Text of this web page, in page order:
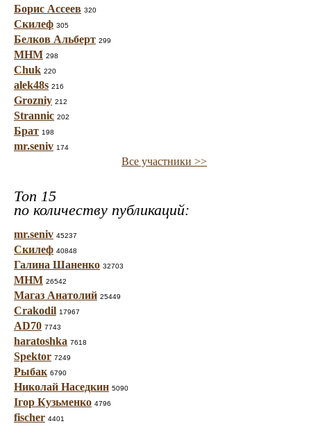
Борис Ассеев 320
Скилеф 305
Белков Альберт 299
МНМ 298
Chuk 220
alek48s 216
Grozniy 212
Strannic 202
Брат 198
mr.seniv 174
Все участники >>
Топ 15
по количеству публикаций:
mr.seniv 45237
Скилеф 40848
Галина Шаненко 32703
МНМ 26542
Магаз Анатолий 25449
Crakodil 17967
AD70 7743
haratoshka 7618
Spektor 7249
Рыбак 6790
Николай Наседкин 5090
Ігор Кузьменко 4796
fischer 4401